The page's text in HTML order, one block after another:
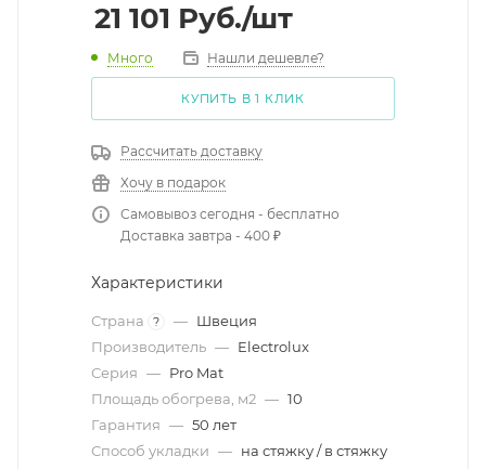
21 101 Руб./шт
Много Нашли дешевле?
КУПИТЬ В 1 КЛИК
Рассчитать доставку
Хочу в подарок
Самовывоз сегодня - бесплатно
Доставка завтра - 400 ₽
Характеристики
Страна ? — Швеция
Производитель — Electrolux
Серия — Pro Mat
Площадь обогрева, м2 — 10
Гарантия — 50 лет
Способ укладки — на стяжку / в стяжку